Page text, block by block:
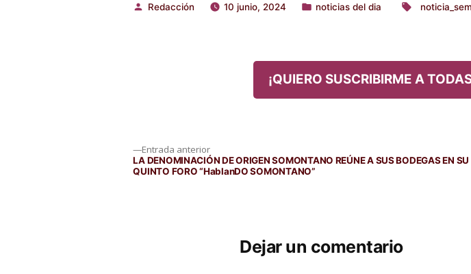
Publicado
Redacción 10 junio, 2024
Publicado
noticias del dia
Etiquetas:
¡QUIERO SUSCRIBIRME A
Entrada anteriorEntrada
anterior:
LA DENOMINACIÓN DE ORIGEN SOMONTANO REÚNE A SUS BODEGAS EN SU
QUINTO FORO “HablanDO SOMONTANO”
Dejar un comentario